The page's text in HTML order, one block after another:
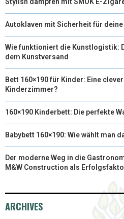
Autoklaven mit Sicherheit für
Wie funktioniert die Kunstlogistik:
dem Kunstversand
Bett 160×190 für Kinder: Eine
Kinderzimmer?
160×190 Kinderbett: Die perfekte
Babybett 160×190: Wie wählt man
Der moderne Weg in die
M&W Construction als
ARCHIVES